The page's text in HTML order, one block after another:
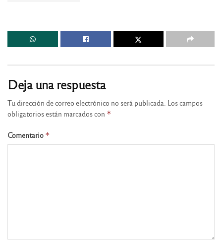
Deja una respuesta
Tu dirección de correo electrónico no será publicada. Los campos
obligatorios están marcados con *
Comentario *